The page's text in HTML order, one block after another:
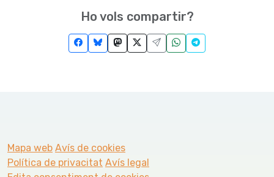
Ho vols compartir?
Mapa web Avís de cookies
Política de privacitat Avís legal